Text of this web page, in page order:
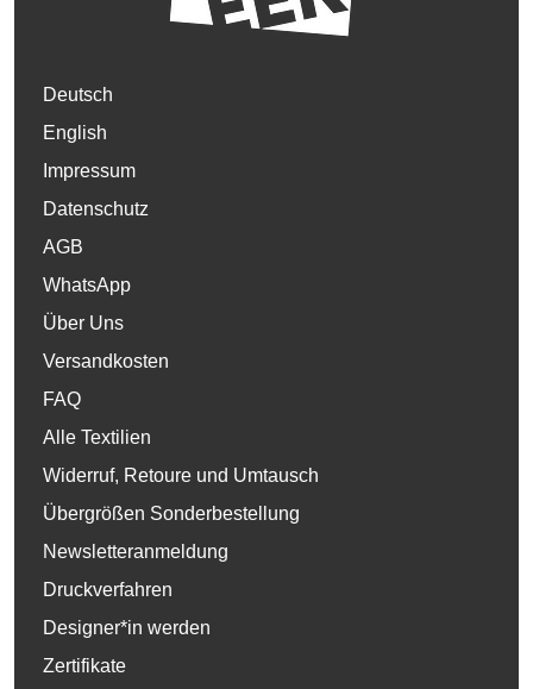
Deutsch
English
Impressum
Datenschutz
AGB
WhatsApp
Über Uns
Versandkosten
FAQ
Alle Textilien
Widerruf, Retoure und Umtausch
Übergrößen Sonderbestellung
Newsletteranmeldung
Druckverfahren
Designer*in werden
Zertifikate